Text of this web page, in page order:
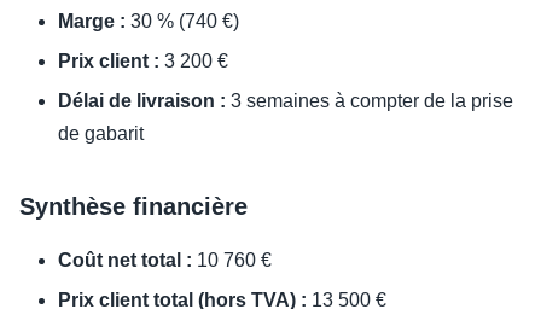
Marge : 30 % (740 €)
Prix client : 3 200 €
Délai de livraison : 3 semaines à compter de la prise
de gabarit
Synthèse financière
Coût net total : 10 760 €
Prix client total (hors TVA) : 13 500 €